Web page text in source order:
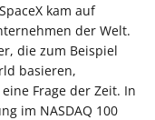
kam auf
der Welt.
die zum Beispiel
basieren,
Frage der Zeit. In
im NASDAQ 100